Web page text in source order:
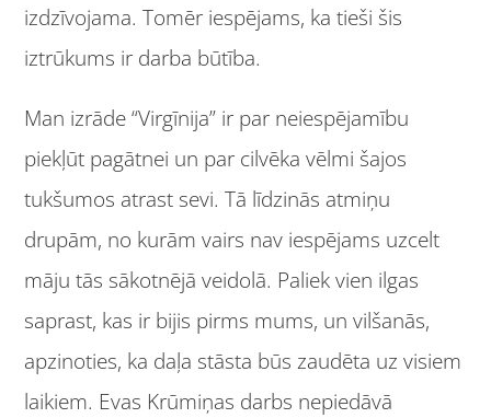
izdzīvojama. Tomēr iespējams, ka tieši šis
iztrūkums ir darba būtība.
Man izrāde “Virgīnija” ir par neiespējamību
piekļūt pagātnei un par cilvēka vēlmi šajos
tukšumos atrast sevi. Tā līdzinās atmiņu
drupām, no kurām vairs nav iespējams uzcelt
māju tās sākotnējā veidolā. Paliek vien ilgas
saprast, kas ir bijis pirms mums, un vilšanās,
apzinoties, ka daļa stāsta būs zaudēta uz visiem
laikiem. Evas Krūmiņas darbs nepiedāvā